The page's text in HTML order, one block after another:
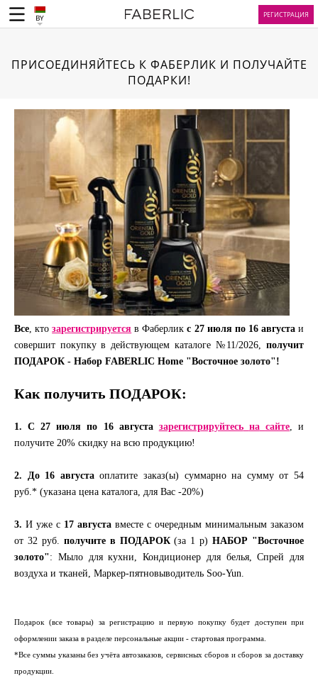
BY РЕГИСТРАЦИЯ
ПРИСОЕДИНЯЙТЕСЬ К ФАБЕРЛИК И ПОЛУЧАЙТЕ
ПОДАРКИ!
Все, ктозарегистрируется в Фаберликс 27 июля по 16 августаи
совершит покупку в действующем каталоге №11/2026, получит
ПОДАРОК - Набор FABERLIC Home "Восточное золото"!
Как получить ПОДАРОК:
1. С 27 июля по 16 августа зарегистрируйтесь на сайте, и
получите 20% скидку на всю продукцию!
2. До 16 августаоплатите заказ(ы) суммарно на сумму от 54
руб.* (указана цена каталога, для Вас -20%)
3. И уже с 17 августа вместе с очередным минимальным заказом
от 32 руб. получите в ПОДАРОК(за 1 р)НАБОР "Восточное
золото": Мыло для кухни, Кондиционер для белья, Спрей для
воздуха и тканей, Маркер-пятновыводитель Soo-Yun.
Подарок (все товары) за регистрацию и первую покупку будет доступен при
оформлении заказа в разделе персональные акции - стартовая программа.
*Все суммы указаны без учёта автозаказов, сервисных сборов и сборов за доставку
продукции.